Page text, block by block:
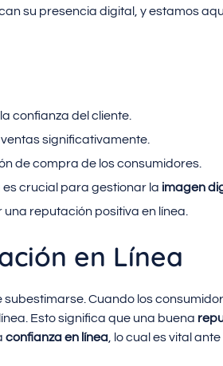
su presencia digital, y estamos
confianza del cliente.
significativamente.
de compra de los consumidores.
crucial para gestionar la imagen
reputación positiva en línea.
en Línea
Cuando los
Esto significa que una buena
confianza en línea , lo cual es vital